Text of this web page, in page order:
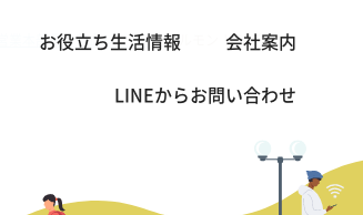
お役立ち生活情報 会社案内
LINEからお問い合わせ
営業本部長の熱血レビュー>ナルモン レジデンス